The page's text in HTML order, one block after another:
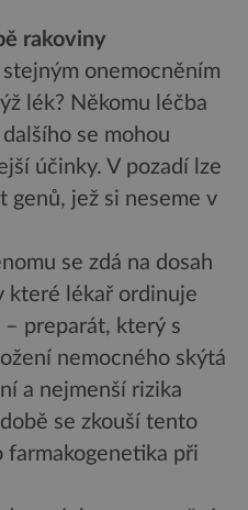
rakoviny
onemocněním
lék? Někomu léčba
se mohou
účinky. V pozadí lze
genů, jež si neseme v
se zdá na dosah
které lékař ordinuje
– preparát, který s
nemocného skýtá
a nejmenší rizika
se zkouší tento
farmakogenetika při